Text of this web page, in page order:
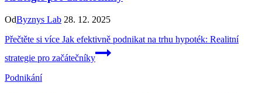
OdByznys Lab 28. 12. 2025
Přečtěte si více Jak efektivně podnikat na trhu hypoték: Realitní
strategie pro začátečníky
Podnikání